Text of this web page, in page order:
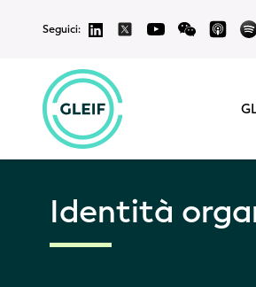
Seguici:
Identità